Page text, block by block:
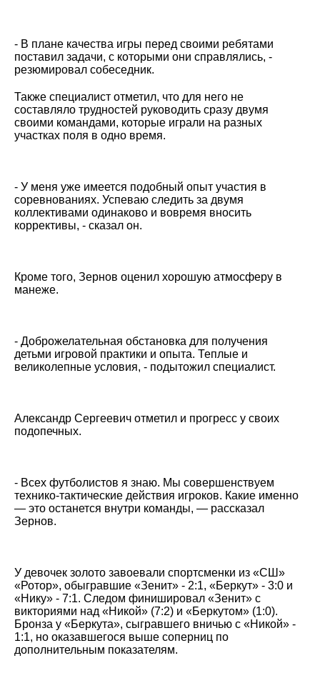
- В плане качества игры перед своими ребятами
поставил задачи, с которыми они справлялись, -
резюмировал собеседник.
Также специалист отметил, что для него не
составляло трудностей руководить сразу двумя
своими командами, которые играли на разных
участках поля в одно время.
- У меня уже имеется подобный опыт участия в
соревнованиях. Успеваю следить за двумя
коллективами одинаково и вовремя вносить
коррективы, - сказал он.
Кроме того, Зернов оценил хорошую атмосферу в
манеже.
- Доброжелательная обстановка для получения
детьми игровой практики и опыта. Теплые и
великолепные условия, - подытожил специалист.
Александр Сергеевич отметил и прогресс у своих
подопечных.
- Всех футболистов я знаю. Мы совершенствуем
технико-тактические действия игроков. Какие именно
— это останется внутри команды, — рассказал
Зернов.
У девочек золото завоевали спортсменки из «СШ»
«Ротор», обыгравшие «Зенит» - 2:1, «Беркут» - 3:0 и
«Нику» - 7:1. Следом финишировал «Зенит» с
викториями над «Никой» (7:2) и «Беркутом» (1:0).
Бронза у «Беркута», сыгравшего вничью с «Никой» -
1:1, но оказавшегося выше соперниц по
дополнительным показателям.